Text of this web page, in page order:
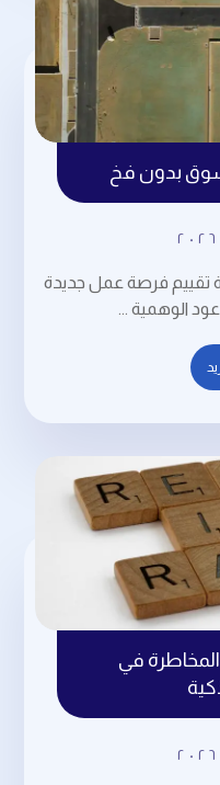
بدون فخ
تقييم فرصة عمل جديدة
الوهمية ...
في